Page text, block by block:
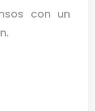
con un